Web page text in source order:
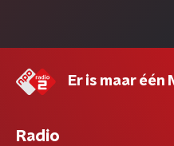
Er is maar één
Radio